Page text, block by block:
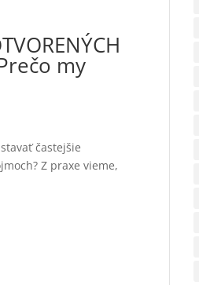
my
častejšie
Z praxe vieme,